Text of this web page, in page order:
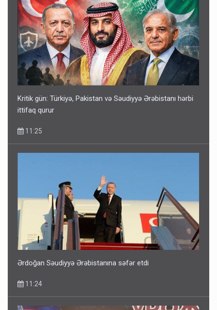
Kritik gün: Türkiyə, Pakistan və Səudiyyə Ərəbistanı hərbi
ittifaq qurur
11:25
Ərdoğan Səudiyyə Ərəbistanına səfər etdi
11:24